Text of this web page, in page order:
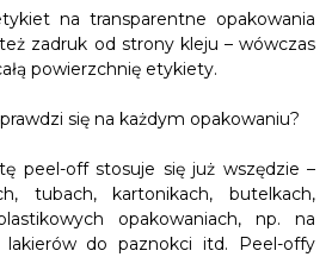
na transparentne opakowania
zadruk od strony kleju – wówczas
powierzchnię etykiety.
się na każdym opakowaniu?
peel-off stosuje się już wszędzie –
tubach, kartonikach, butelkach,
opakowaniach, np. na
do paznokci itd. Peel-offy